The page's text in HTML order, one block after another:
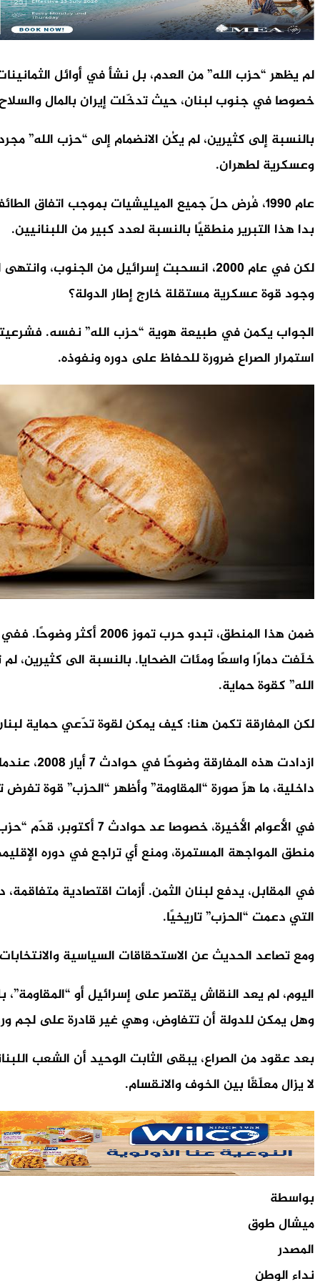
خصوصا في جنوب لبنان، حيث تدخّلت إيران بالمال
بالنسبة إلى كثيرين، لم يكُن الانضمام إلى “حزب
وعسكرية لطهران.
عام 1990، فُرض حلّ جميع الميليشيات بموجب اتفاق
بدا هذا التبرير منطقيًا بالنسبة لعدد كبير من اللبنانيين.
لكن في عام 2000، انسحبت إسرائيل من
وجود قوة عسكرية مستقلة خارج إطار الدولة؟
الجواب يكمن في طبيعة هوية “حزب الله” نفسه.
استمرار الصراع ضرورة للحفاظ على دوره ونفوذه.
خلّفت دمارًا واسعًا ومئات الضحايا. بالنسبة الى كثيرين،
الله” كقوة حماية.
لكن المفارقة تكمن هنا: كيف يمكن لقوة تدّعي حماية
ازدادت
داخلية، ما هزّ صورة “المقاومة” وأظهر “الحزب” قوة تفرض
في الأعوام
منطق المواجهة المستمرة، ومنع أي تراجع في دوره
في المقابل، يدفع لبنان الثمن. أزمات اقتصادية متفاقمة،
التي دعمت “الحزب” تاريخيًا.
ومع تصاعد الحديث عن الاستحقاقات السياسية
اليوم، لم يعد النقاش يقتصر على إسرائيل أو
وهل يمكن للدولة أن تتفاوض، وهي غير قادرة على لجم
بعد عقود من الصراع، يبقى الثابت الوحيد أن الشعب
لا يزال معلّقًا بين الخوف والانقسام.
بواسطة
ميشال طوق
المصدر
نداء الوطن